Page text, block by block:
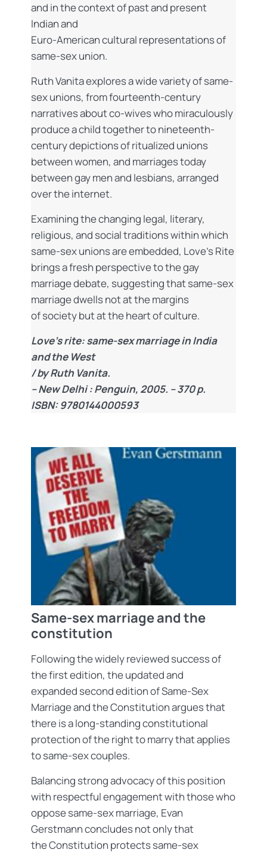
and in the context of past and present
Indian and
Euro-American cultural representations of
same-sex union.
Ruth Vanita explores a wide variety of same-
sex unions, from fourteenth-century
narratives about co-wives who miraculously
produce a child together to nineteenth-
century depictions of ritualized unions
between women, and marriages today
between gay men and lesbians, arranged
over the internet.
Examining the changing legal, literary,
religious, and social traditions within which
same-sex unions are embedded, Love’s Rite
brings a fresh perspective to the gay
marriage debate, suggesting that same-sex
marriage dwells not at the margins
of society but at the heart of culture.
Love’s rite: same-sex marriage in India
and the West
/ by Ruth Vanita.
– New Delhi : Penguin, 2005. – 370 p.
ISBN: 9780144000593
Same-sex marriage and the
constitution
Following the widely reviewed success of
the first edition, the updated and
expanded second edition of Same-Sex
Marriage and the Constitution argues that
there is a long-standing constitutional
protection of the right to marry that applies
to same-sex couples.
Balancing strong advocacy of this position
with respectful engagement with those who
oppose same-sex marriage, Evan
Gerstmann concludes not only that
the Constitution protects same-sex